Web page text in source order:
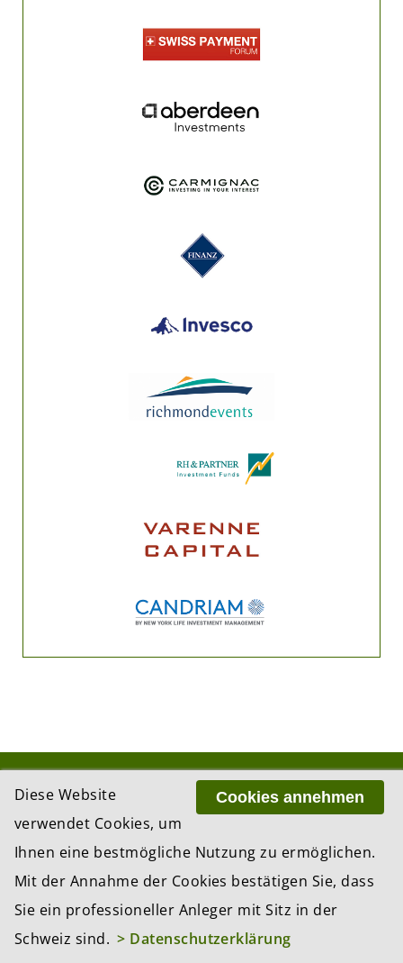
ADRESSE
BCP Business Content Production GmbH
Gotthardstrasse 38
8002 Zürich
© 2026 by BCP Business Content Production
GmbH, Zürich – Switzerland
Cookies annehmen
Diese Website
verwendet Cookies, um
Ihnen eine bestmögliche Nutzung zu ermöglichen.
Mit der Annahme der Cookies bestätigen Sie, dass
Sie ein professioneller Anleger mit Sitz in der
Schweiz sind. > Datenschutzerklärung